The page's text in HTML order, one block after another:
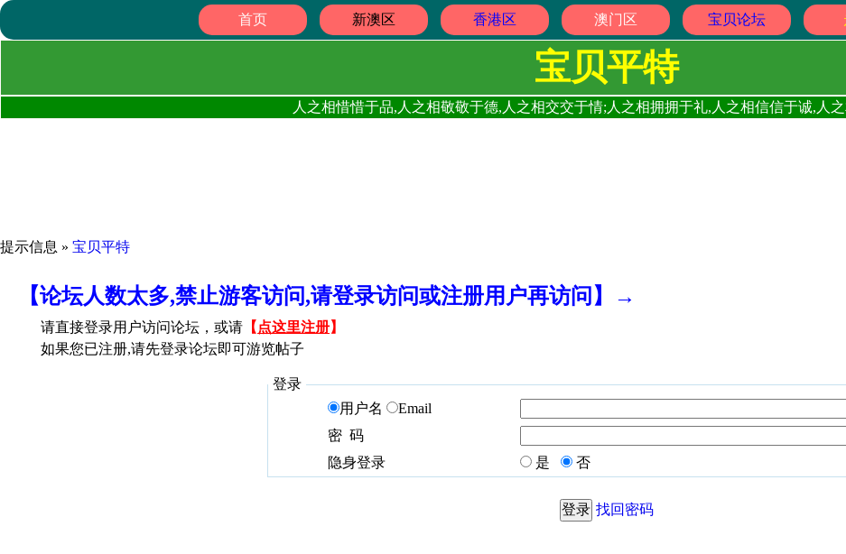
首页 新澳区 香港区 澳门区 宝贝论坛
宝贝平特
人之相惜惜于品,人之相敬敬于德,人之相交交于情;人之相拥拥于礼,人之相信信于诚,人
提示信息 » 宝贝平特
【论坛人数太多,禁止游客访问,请登录访问或注册用户再访问】→
请直接登录用户访问论坛，或请 【 点这里注册】
如果您已注册,请先登录论坛即可游览帖子
登录
用户名
Email
密 码
隐身登录
是 否
找回密码